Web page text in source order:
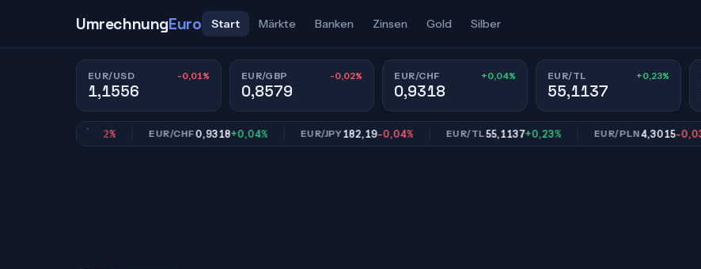
UmrechnungEuro Start Märkte Banken Zinsen Gold Silber
EUR/USD -0,01%
1,1556
EUR/GBP -0,02%
0,8579
EUR/CHF +0,04%
0,9318
EUR/TL +0,23%
55,1137
-0,02% EUR/CHF0,9318+0,04% EUR/JPY182,19-0,04% EUR/TL55,1137+0,23% EUR/PLN4,3015-0,03%